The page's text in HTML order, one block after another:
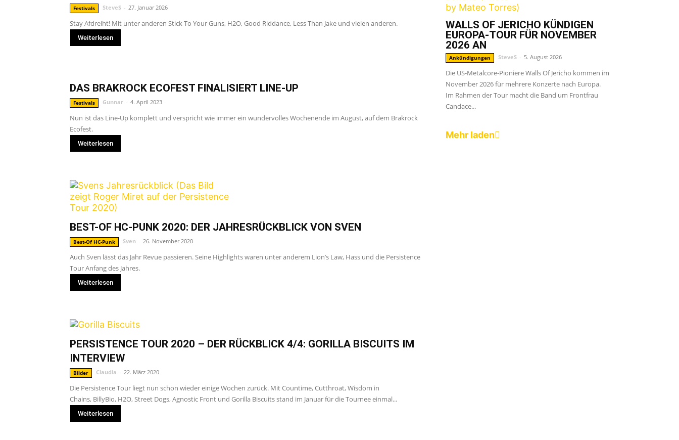
Festivals SteveS - 27. Januar 2026
Stay Afdreiht! Mit unter anderen Stick To Your Guns, H2O, Good Riddance, Less Than Jake und vielen anderen.
Weiterlesen
DAS BRAKROCK ECOFEST FINALISIERT LINE-UP
Festivals Gunnar - 4. April 2023
Nun ist das Line-Up komplett und verspricht wie immer ein wundervolles Wochenende im August, auf dem Brakrock
Ecofest.
Weiterlesen
BEST-OF HC-PUNK 2020: DER JAHRESRÜCKBLICK VON SVEN
Best-Of HC-Punk Sven - 26. November 2020
Auch Sven lässt das Jahr Revue passieren. Seine Highlights waren unter anderem Lion’s Law, Hass und die Persistence
Tour Anfang des Jahres.
Weiterlesen
PERSISTENCE TOUR 2020 – DER RÜCKBLICK 4/4: GORILLA BISCUITS IM
INTERVIEW
Bilder Claudia - 22. März 2020
Die Persistence Tour liegt nun schon wieder einige Wochen zurück. Mit Countime, Cutthroat, Wisdom in
Chains, BillyBio, H2O, Street Dogs, Agnostic Front und Gorilla Biscuits stand im Januar für die Tournee einmal...
Weiterlesen
WALLS OF JERICHO KÜNDIGEN
EUROPA-TOUR FÜR NOVEMBER
2026 AN
Ankündigungen SteveS - 5. August 2026
Die US-Metalcore-Pioniere Walls Of Jericho kommen im
November 2026 für mehrere Konzerte nach Europa.
Im Rahmen der Tour macht die Band um Frontfrau
Candace...
Mehr laden